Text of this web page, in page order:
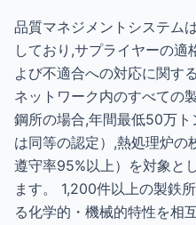
品質マネジメントシステム
しており,サプライヤーの適
よび不適合への対応に関す
ネットワーク内のすべての
鋼所の場合,年間最低50万
は同等の認定）,熱処理炉の
遵守率95%以上）を対象と
ます。 1,200件以上の製鉄
る化学的・機械的特性を相